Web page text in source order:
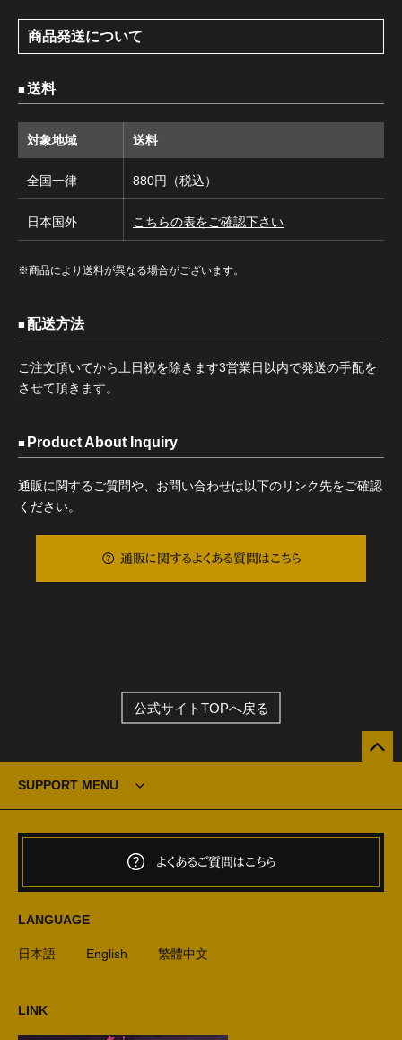
商品発送について
送料
対象地域 送料
全国一律 880円（税込）
日本国外 こちらの表をご確認下さい
※商品により送料が異なる場合がございます。
配送方法
ご注文頂いてから土日祝を除きます3営業日以内で発送の手配を
させて頂きます。
Product About Inquiry
通販に関するご質問や、お問い合わせは以下のリンク先をご確認
ください。
通販に関するよくある質問はこちら
公式サイトTOPへ戻る
SUPPORT MENU
よくあるご質問はこちら
LANGUAGE
日本語 English 繁體中文
LINK